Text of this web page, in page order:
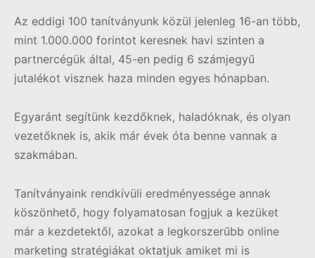
Az eddigi 100 tanítványunk közül jelenleg 16-an több,
mint 1.000.000 forintot keresnek havi szinten a
partnercégük által, 45-en pedig 6 számjegyű
jutalékot visznek haza minden egyes hónapban.
Egyaránt segítünk kezdőknek, haladóknak, és olyan
vezetőknek is, akik már évek óta benne vannak a
szakmában.
Tanítványaink rendkívüli eredményessége annak
köszönhető, hogy folyamatosan fogjuk a kezüket
már a kezdetektől, azokat a legkorszerűbb online
marketing stratégiákat oktatjuk amiket mi is